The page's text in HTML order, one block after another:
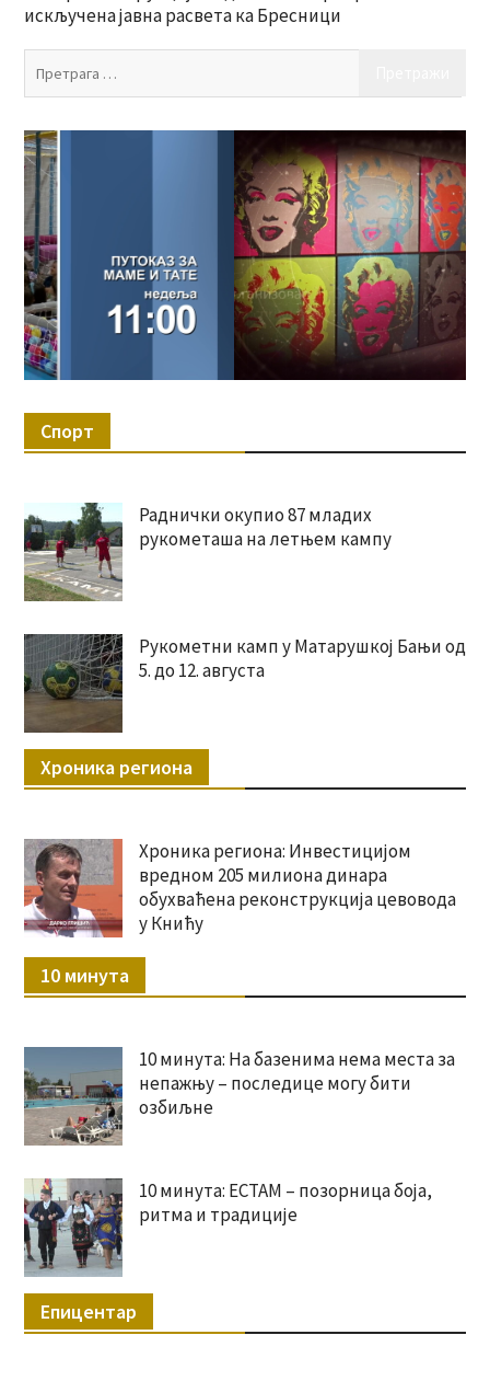
искључена јавна расвета ка Бресници
Спорт
Раднички окупио 87 младих
рукометаша на летњем кампу
Рукометни камп у Матарушкој Бањи од
5. до 12. августа
Хроника региона
Хроника региона: Инвестицијом
вредном 205 милиона динара
обухваћена реконструкција цевовода
у Книћу
10 минута
10 минута: На базенима нема места за
непажњу – последице могу бити
озбиљне
10 минута: ЕСТАМ – позорница боја,
ритма и традиције
Епицентар